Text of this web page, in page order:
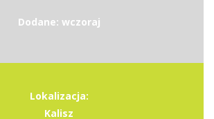
Dodane: wczoraj
Lokalizacja:
Kalisz